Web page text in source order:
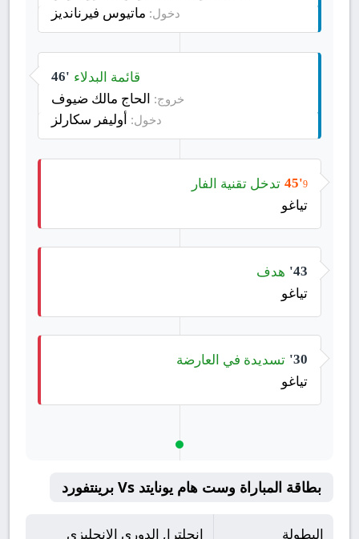
دخول: ماتيوس فيرنانديز
46' قائمة البدلاء
خروج: الحاج مالك ضيوف
دخول: أوليفر سكارلز
45'9
تدخل تقنية الفار
تياغو
43' هدف
تياغو
30' تسديدة في العارضة
تياغو
بطاقة المباراة وست هام يونايتد Vs برينتفورد
البطولة إنجلترا, الدوري الإنجليزي